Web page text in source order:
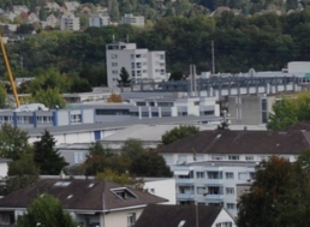
et des organisations